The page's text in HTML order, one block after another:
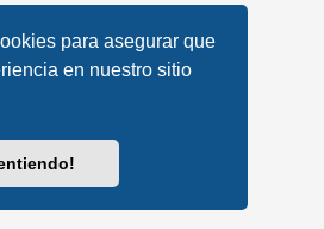
para asegurar que
en nuestro sitio